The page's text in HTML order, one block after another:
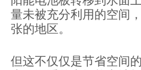
量未被充分利用的空间
张的地区。
但这不仅仅是节省空间